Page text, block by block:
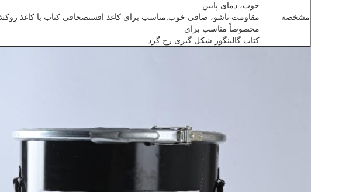
مشخصه
خوب، دمای پایین
مقاومت تاشو، صافی خوب.مناسب برای کاغذ افستصحافی کتاب با کاغذ روکش
مخصوصاً مناسب برای
کتاب گالینگور شکل گیری رج گرد.